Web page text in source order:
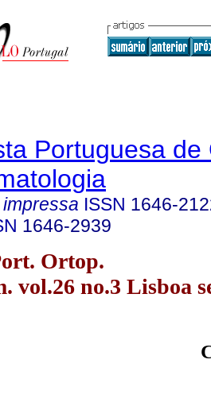
Portuguesa de
ISSN 1646-
1646-2939
Ortop.
vol.26 no.3 Lisboa